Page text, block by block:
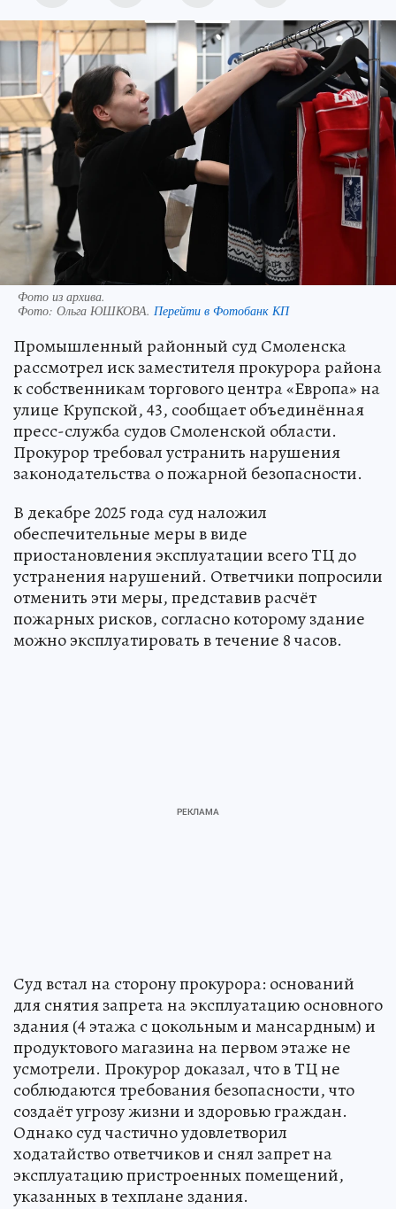
Фото из архива.
Фото: Ольга ЮШКОВА. Перейти в Фотобанк КП
Промышленный районный суд Смоленска
рассмотрел иск заместителя прокурора района
к собственникам торгового центра «Европа» на
улице Крупской, 43, сообщает объединённая
пресс-служба судов Смоленской области.
Прокурор требовал устранить нарушения
законодательства о пожарной безопасности.
В декабре 2025 года суд наложил
обеспечительные меры в виде
приостановления эксплуатации всего ТЦ до
устранения нарушений. Ответчики попросили
отменить эти меры, представив расчёт
пожарных рисков, согласно которому здание
можно эксплуатировать в течение 8 часов.
Суд встал на сторону прокурора: оснований
для снятия запрета на эксплуатацию основного
здания (4 этажа с цокольным и мансардным) и
продуктового магазина на первом этаже не
усмотрели. Прокурор доказал, что в ТЦ не
соблюдаются требования безопасности, что
создаёт угрозу жизни и здоровью граждан.
Однако суд частично удовлетворил
ходатайство ответчиков и снял запрет на
эксплуатацию пристроенных помещений,
указанных в техплане здания.